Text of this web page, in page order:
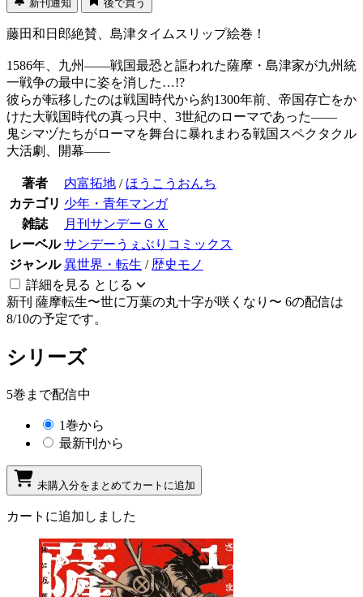
新刊通知 後で買う
藤田和日郎絶賛、島津タイムスリップ絵巻！
1586年、九州――戦国最恐と謳われた薩摩・島津家が九州統
一戦争の最中に姿を消した…!?
彼らが転移したのは戦国時代から約1300年前、帝国存亡をか
けた大戦国時代の真っ只中、3世紀のローマであった――
鬼シマヅたちがローマを舞台に暴れまわる戦国スペクタクル
大活劇、開幕――
著者 内富拓地 / ほうこうおんち
カテゴリ 少年・青年マンガ
雑誌
月刊サンデーＧＸ
レーベル サンデーうぇぶりコミックス
ジャンル 異世界・転生 / 歴史モノ
詳細を見る とじる
新刊 薩摩転生〜世に万葉の丸十字が咲くなり〜 6の配信は
8/10の予定です。
シリーズ
5巻まで配信中
1巻から
最新刊から
未購入分をまとめてカートに追加
カートに追加しました